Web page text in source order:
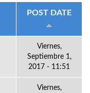
POST DATE
Viernes,
Septiembre 1,
2017 - 11:51
Viernes,